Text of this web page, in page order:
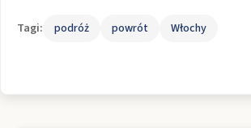
Tagi: podróż powrót Włochy